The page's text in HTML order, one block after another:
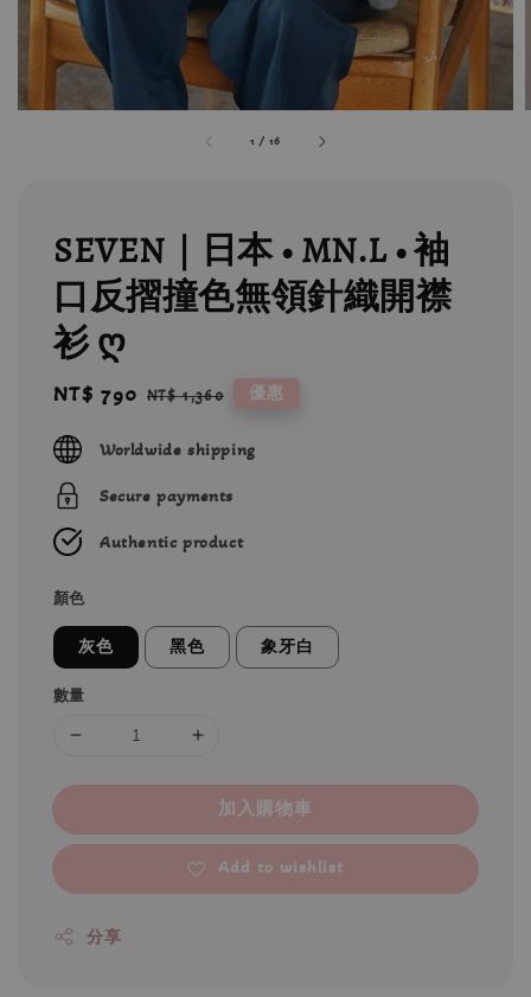
1 /16
SEVEN｜日本 • MN.L • 袖
口反摺撞色無領針織開襟
衫 ღ
Sale
NT$ 790 Regular
NT$ 1,360 優惠
Worldwide shipping
Secure payments
Authentic product
顏色
灰色 黑色 象牙白
數量
加入購物車
Add to wishlist
分享